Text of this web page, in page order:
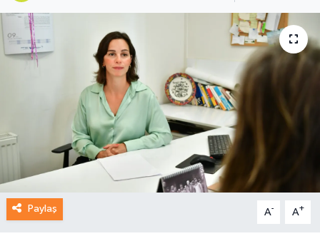
Paylaş A- A+